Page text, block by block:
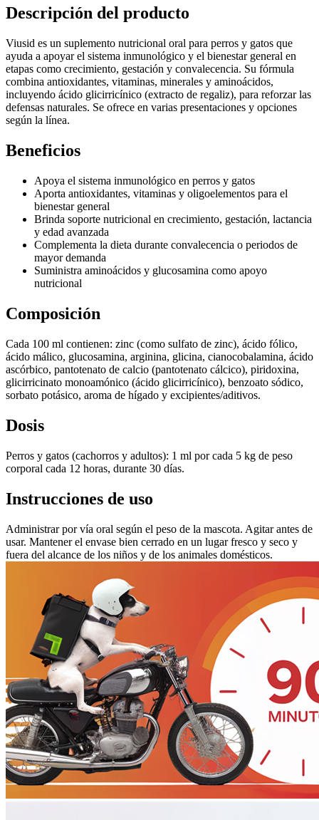
Descripción del producto
Viusid es un suplemento nutricional oral para perros y gatos que
ayuda a apoyar el sistema inmunológico y el bienestar general en
etapas como crecimiento, gestación y convalecencia. Su fórmula
combina antioxidantes, vitaminas, minerales y aminoácidos,
incluyendo ácido glicirricínico (extracto de regaliz), para reforzar las
defensas naturales. Se ofrece en varias presentaciones y opciones
según la línea.
Beneficios
Apoya el sistema inmunológico en perros y gatos
Aporta antioxidantes, vitaminas y oligoelementos para el
bienestar general
Brinda soporte nutricional en crecimiento, gestación, lactancia
y edad avanzada
Complementa la dieta durante convalecencia o periodos de
mayor demanda
Suministra aminoácidos y glucosamina como apoyo
nutricional
Composición
Cada 100 ml contienen: zinc (como sulfato de zinc), ácido fólico,
ácido málico, glucosamina, arginina, glicina, cianocobalamina, ácido
ascórbico, pantotenato de calcio (pantotenato cálcico), piridoxina,
glicirricinato monoamónico (ácido glicirricínico), benzoato sódico,
sorbato potásico, aroma de hígado y excipientes/aditivos.
Dosis
Perros y gatos (cachorros y adultos): 1 ml por cada 5 kg de peso
corporal cada 12 horas, durante 30 días.
Instrucciones de uso
Administrar por vía oral según el peso de la mascota. Agitar antes de
usar. Mantener el envase bien cerrado en un lugar fresco y seco y
fuera del alcance de los niños y de los animales domésticos.